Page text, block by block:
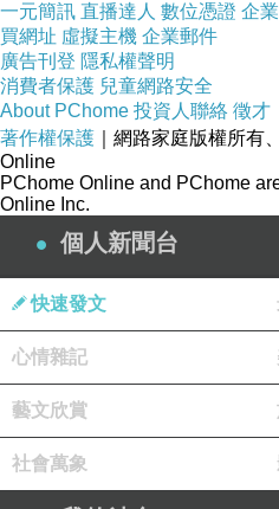
↓↓↓限量特惠的優惠按鈕
最新出版【
0081A3317U(時尚黑
↓↓↓限量特惠的優惠按鈕
優惠
一元簡訊 直播達人 數位憑證 企
買網址 虛擬主機 企業郵件
廣告刊登 隱私權聲明
消費者保護 兒童網路安全
About PChome 投資人聯絡 徵才
著作權保護 ｜網路家庭版權所有
Online
PChome Online and PChome
Online Inc.
個人新聞台
快速發文
心情雜記
藝文欣賞
社會萬象